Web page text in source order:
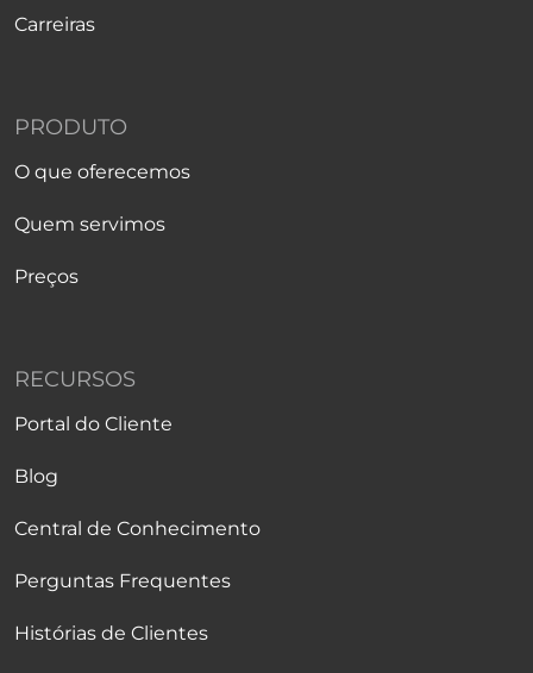
Carreiras
PRODUTO
O que oferecemos
Quem servimos
Preços
RECURSOS
Portal do Cliente
Blog
Central de Conhecimento
Perguntas Frequentes
Histórias de Clientes